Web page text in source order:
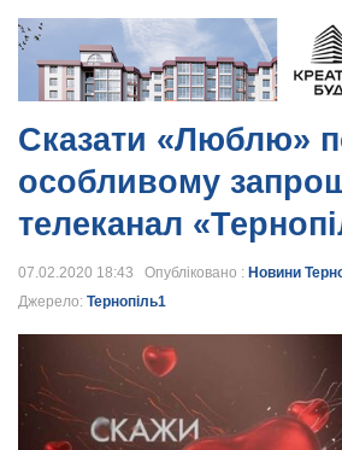
Сказати «Люблю»
особливому
телеканал
07.02.2020 18:43 Опубліковано : Новини
Джерело: Тернопіль1